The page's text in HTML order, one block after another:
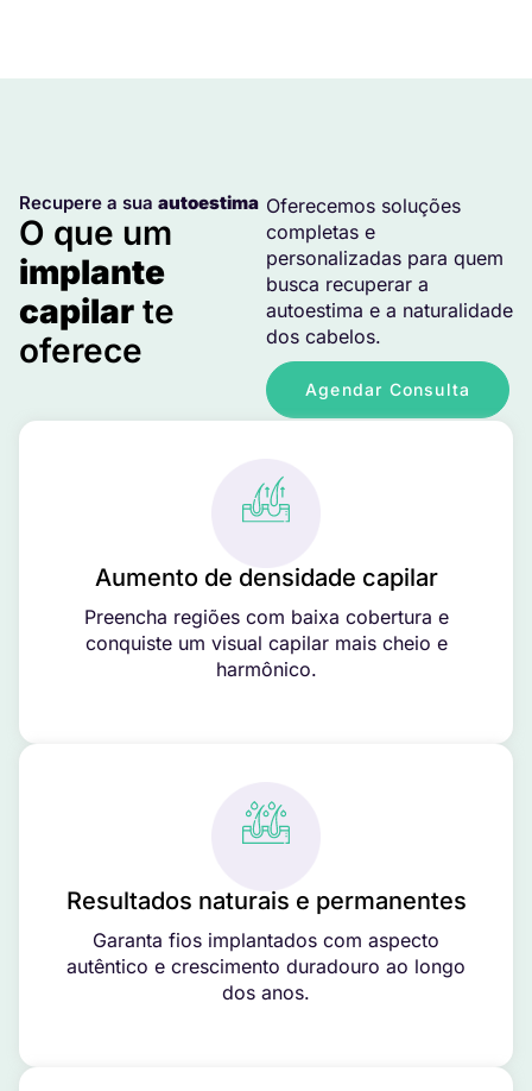
Recupere a sua autoestima
O que um
implante
capilar te
oferece
Oferecemos soluções
completas e
personalizadas para quem
busca recuperar a
autoestima e a naturalidade
dos cabelos.
Agendar Consulta
Aumento de densidade capilar
Preencha regiões com baixa cobertura e
conquiste um visual capilar mais cheio e
harmônico.
Resultados naturais e permanentes
Garanta fios implantados com aspecto
autêntico e crescimento duradouro ao longo
dos anos.